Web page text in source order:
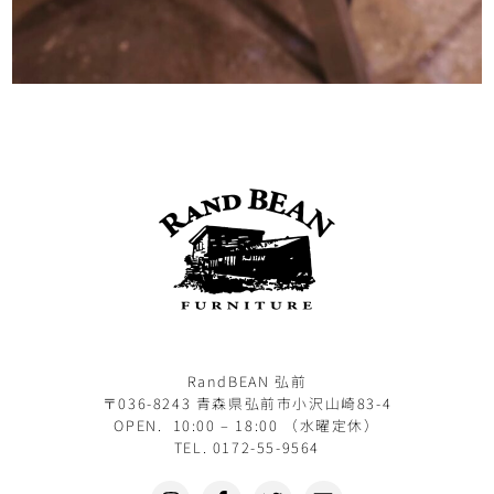
RandBEAN 弘前
〒036-8243 青森県弘前市小沢山崎83-4
OPEN. 10:00 – 18:00 （水曜定休）
TEL. 0172-55-9564